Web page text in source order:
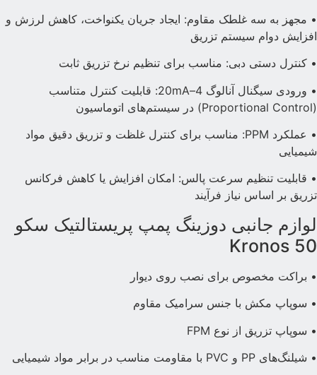
• مجهز به سه غلطک مقاوم: ایجاد جریان یکنواخت، کاهش لرزش و
افزایش دوام سیستم تزریق
• کنترل دستی دبی: مناسب برای تنظیم نرخ تزریق ثابت
• ورودی سیگنال آنالوگ 4–20mA: قابلیت کنترل متناسب
(Proportional Control) در سیستم‌های اتوماسیون
• عملکرد PPM: مناسب برای کنترل غلظت و تزریق دقیق مواد
شیمیایی
• قابلیت تنظیم سرعت پالس: امکان افزایش یا کاهش فرکانس
تزریق بر اساس نیاز فرآیند
لوازم جانبی دوزینگ پمپ پریستالتیک سکو
Kronos 50
• براکت مخصوص برای نصب روی دیوار
• سوپاپ مکش با جنس سرامیک مقاوم
• سوپاپ تزریق از نوع FPM
• شیلنگ‌های PP و PVC با مقاومت مناسب در برابر مواد شیمیایی